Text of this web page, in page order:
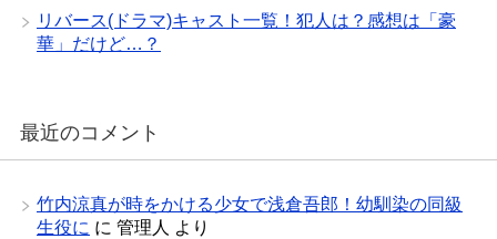
リバース(ドラマ)キャスト一覧！犯人は？感想は「豪
華」だけど…？
最近のコメント
竹内涼真が時をかける少女で浅倉吾郎！幼馴染の同級
生役に に 管理人 より